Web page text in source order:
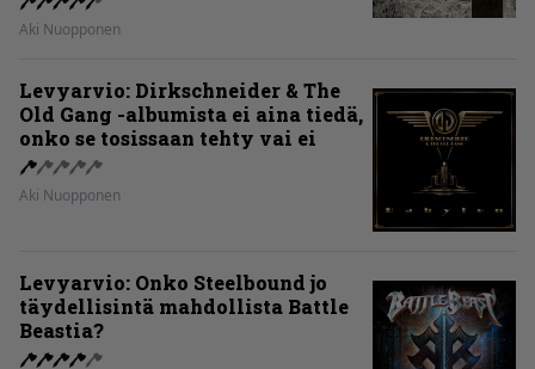
Aki Nuopponen
Levyarvio: Dirkschneider & The
Old Gang -albumista ei aina tiedä,
onko se tosissaan tehty vai ei
Aki Nuopponen
Levyarvio: Onko Steelbound jo
täydellisintä mahdollista Battle
Beastia?